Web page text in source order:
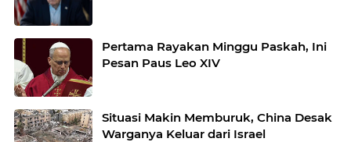
Pertama Rayakan Minggu Paskah, Ini
Pesan Paus Leo XIV
Situasi Makin Memburuk, China Desak
Warganya Keluar dari Israel